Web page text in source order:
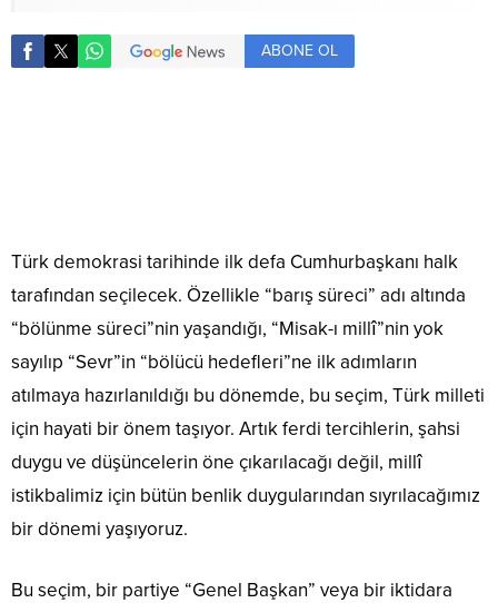
ABONE OL
Türk demokrasi tarihinde ilk defa Cumhurbaşkanı halk
tarafından seçilecek. Özellikle “barış süreci” adı altında
“bölünme süreci”nin yaşandığı, “Misak-ı millî”nin yok
sayılıp “Sevr”in “bölücü hedefleri”ne ilk adımların
atılmaya hazırlanıldığı bu dönemde, bu seçim, Türk milleti
için hayati bir önem taşıyor. Artık ferdi tercihlerin, şahsi
duygu ve düşüncelerin öne çıkarılacağı değil, millî
istikbalimiz için bütün benlik duygularından sıyrılacağımız
bir dönemi yaşıyoruz.
Bu seçim, bir partiye “Genel Başkan” veya bir iktidara